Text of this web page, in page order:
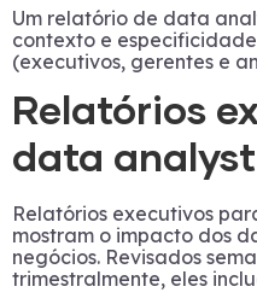
Um relatório de data
contexto e
(executivos, gerentes e
Relatórios
data analyst
Relatórios executivos
mostram o impacto dos
negócios. Revisados
trimestralmente, eles